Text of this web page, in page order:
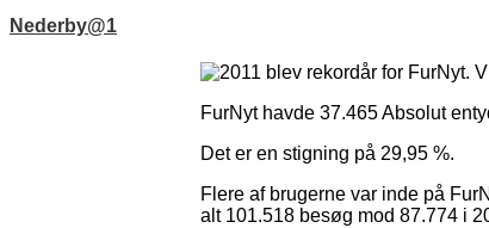
Nederby@1
2011 blev rekordår for FurNyt.
FurNyt havde 37.465 Absolut
Det er en stigning på 29,95 %.
Flere af brugerne var inde på
alt 101.518 besøg mod 87.774 i